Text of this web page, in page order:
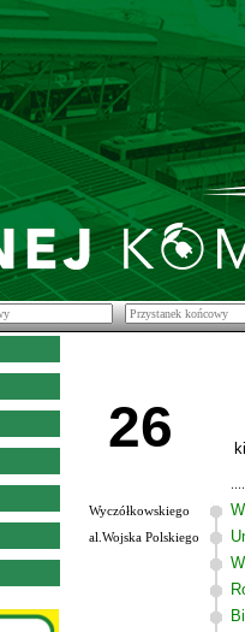
26
Wyczółkowskiego
al.Wojska Polskiego